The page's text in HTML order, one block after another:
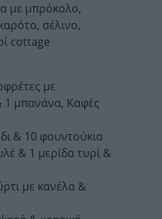
με μπρόκολο,
σέλινο,
cottage
με
1 μπανάνα, Καφές
& 10 φουντούκια
& 1 μερίδα τυρί &
με κανέλα &